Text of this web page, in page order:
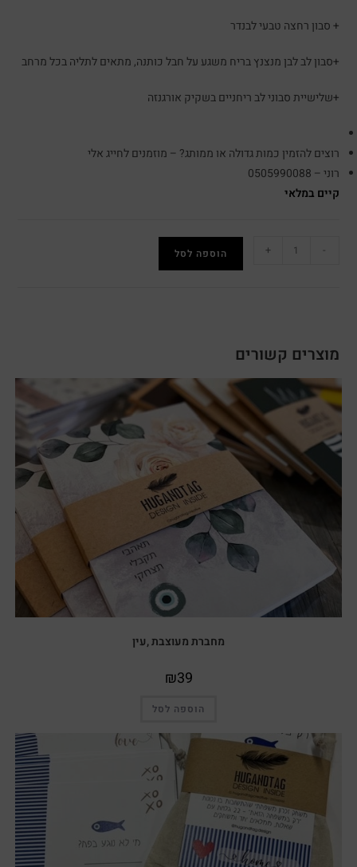
+ סבון רחצה טבעי לבנדר
+סבון לב לבן מנצנץ בריח משגע על חבל כותנה, מתאים לתליה בכל מרחב
+שלישיית סבוני לב ריחניים בשקיק אורגנזה
רוצים להזמין כמות גדולה או ממותג? – מוזמנים לחייג אלי
רוני – 0505990088
קיים במלאי
+ הוספה לסל
מוצרים קשורים
מחברת מעוצבת ,עין
₪39
הוספה לסל